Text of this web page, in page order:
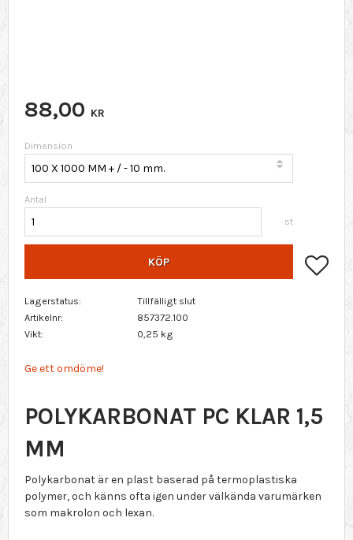
88,00 KR
Dimension
Antal
st
KÖP
Lagerstatus
Tillfälligt slut
Artikelnr
857372.100
Vikt
0,25 kg
Ge ett omdöme!
POLYKARBONAT PC KLAR 1,5
MM
Polykarbonat är en plast baserad på termoplastiska
polymer, och känns ofta igen under välkända varumärken
som makrolon och lexan.